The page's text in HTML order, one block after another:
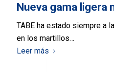
Nueva gama ligera
TABE ha estado siempre a
en los martillos…
Leer más